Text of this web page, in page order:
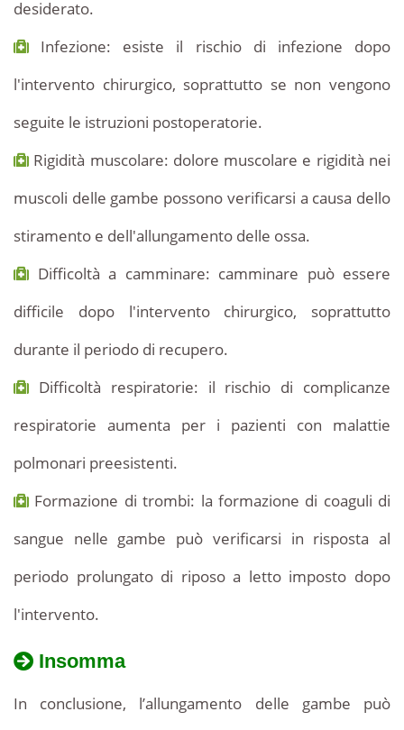
desiderato.
Infezione: esiste il rischio di infezione dopo
l'intervento chirurgico, soprattutto se non vengono
seguite le istruzioni postoperatorie.
Rigidità muscolare: dolore muscolare e rigidità nei
muscoli delle gambe possono verificarsi a causa dello
stiramento e dell'allungamento delle ossa.
Difficoltà a camminare: camminare può essere
difficile dopo l'intervento chirurgico, soprattutto
durante il periodo di recupero.
Difficoltà respiratorie: il rischio di complicanze
respiratorie aumenta per i pazienti con malattie
polmonari preesistenti.
Formazione di trombi: la formazione di coaguli di
sangue nelle gambe può verificarsi in risposta al
periodo prolungato di riposo a letto imposto dopo
l'intervento.
Insomma
In conclusione, l’allungamento delle gambe può